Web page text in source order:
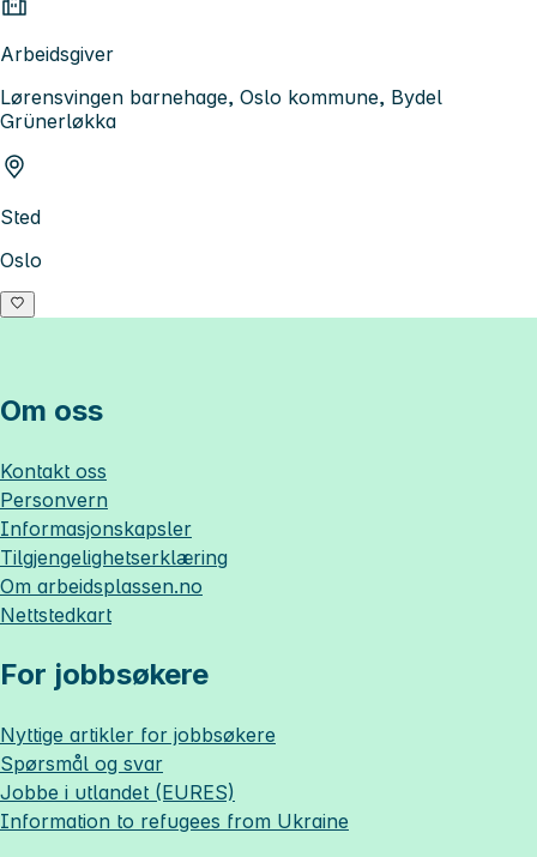
Arbeidsgiver
Lørensvingen barnehage, Oslo kommune, Bydel
Grünerløkka
Sted
Oslo
Om oss
Kontakt oss
Personvern
Informasjonskapsler
Tilgjengelighetserklæring
Om arbeidsplassen.no
Nettstedkart
For jobbsøkere
Nyttige artikler for jobbsøkere
Spørsmål og svar
Jobbe i utlandet (EURES)
Information to refugees from Ukraine